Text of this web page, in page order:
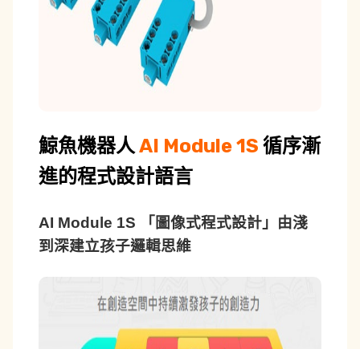
鯨魚機器人AI Module 1S 循序漸
進的程式設計語言
AI Module 1S 「圖像式程式設計」由淺
到深建立孩子邏輯思維